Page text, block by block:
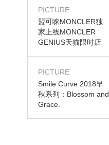
PICTURE
盟可睐MONCLER独
家上线MONCLER
GENIUS天猫限时店
PICTURE
Smile Curve 2018早
秋系列：Blossom and
Grace.